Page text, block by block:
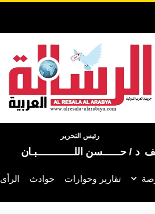
رئيس التحرير
د / حــــــسن اللـــــــــــــبـان
تقارير وحوارات حوادث الرأى